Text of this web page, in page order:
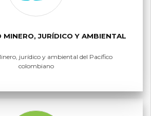
MINERO, JURÍDICO Y AMBIENTAL
jurídico y ambiental del Pacífico
colombiano